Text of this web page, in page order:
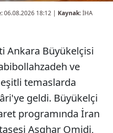
06.08.2026 18:12 | Kaynak:İHA
Ankara Büyükelçisi
ve
temaslarda
geldi. Büyükelçi
programında İran
Asghar Omidi,